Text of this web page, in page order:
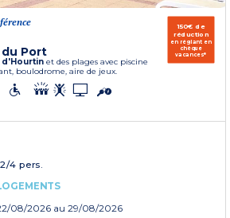
du Port
d'Hourtin et des plages avec piscine
boulodrome, aire de jeux.
150€ de
réduction
en réglant en
chèque
vacances*
4 pers.
08/2026 au 29/08/2026